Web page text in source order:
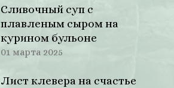
Сливочный суп с
плавленым сыром на
курином бульоне
01 марта 2025
Лист клевера на счастье